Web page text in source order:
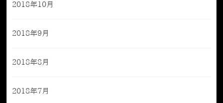
2018年10月
2018年9月
2018年8月
2018年7月